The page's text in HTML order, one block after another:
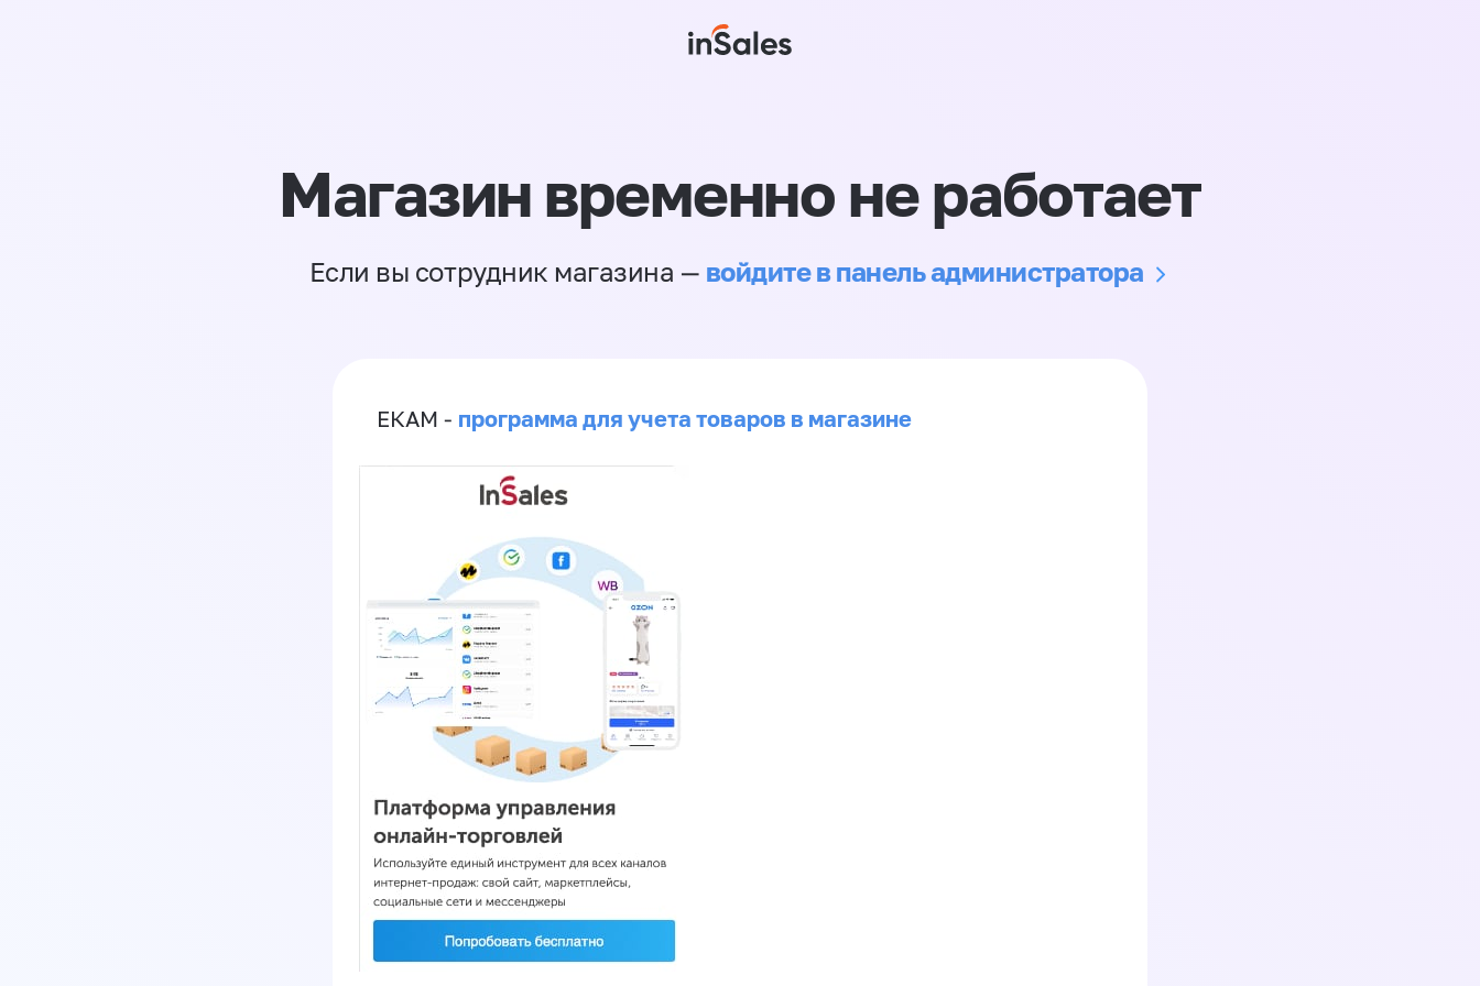
Магазин временно не работает
Если вы сотрудник магазина — войдите в панель администратора
ЕКАМ - программа для учета товаров в магазине